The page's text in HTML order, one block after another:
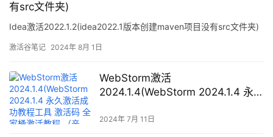
有src文件夹)
Idea激活2022.1.2(idea2022.1版本创建maven项目没有src文件夹)
激活谷笔记 2024年 8月 1日
WebStorm激活
2024.1.4(WebStorm 2024.1.4 永久
活教程 （亲测）)
2024年 7月 11日